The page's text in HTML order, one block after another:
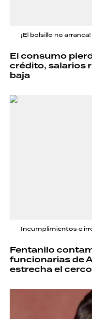
¡El bolsillo no arranca!
El consumo
crédito, salarios
baja
Incumplimientos e
Fentanilo
funcionarias de
estrecha el